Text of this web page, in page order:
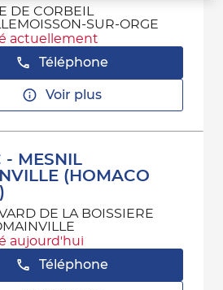
DE CORBEIL
SUR-ORGE
actuellement
Téléphone
Voir plus
- MESNIL
(HOMACO
DE LA BOISSIERE
aujourd'hui
Téléphone